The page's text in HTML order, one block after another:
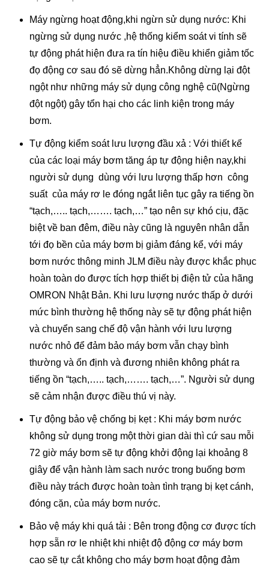
Máy ngừng hoạt động,khi ngừn sử dụng nước: Khi
ngừng sử dụng nước ,hệ thống kiểm soát vi tính sẽ
tự động phát hiện đưa ra tín hiệu điều khiển giảm tốc
đọ động cơ sau đó sẽ dừng hẳn.Không dừng lại đột
ngột như những máy sử dụng công nghệ cũ(Ngừng
đột ngột) gây tổn hại cho các linh kiện trong máy
bơm.
Tự động kiểm soát lưu lượng đầu xả : Với thiết kế
của các loại máy bơm tăng áp tự động hiện nay,khi
người sử dụng dùng với lưu lượng thấp hơn công
suất của máy rơ le đóng ngắt liên tục gây ra tiếng ồn
“tạch,….. tạch,……. tạch,…” tạo nên sự khó cịu, đặc
biệt về ban đêm, điều này cũng là nguyên nhân dẫn
tới đọ bền của máy bơm bị giảm đáng kể, với máy
bơm nước thông minh JLM điều này được khắc phục
hoàn toàn do được tích hợp thiết bị điện tử của hãng
OMRON Nhật Bản. Khi lưu lượng nước thấp ở dưới
mức bình thường hệ thống này sẽ tự động phát hiện
và chuyển sang chế độ vận hành với lưu lượng
nước nhỏ để đảm bảo máy bơm vẫn chạy bình
thường và ổn định và đương nhiên không phát ra
tiếng ồn “tạch,….. tạch,……. tạch,…”. Người sử dụng
sẽ cảm nhận được điều thú vị này.
Tự động bảo vệ chống bị kẹt : Khi máy bơm nước
không sử dụng trong một thời gian dài thì cứ sau mỗi
72 giờ máy bơm sẽ tự động khởi động lại khoảng 8
giây để vận hành làm sach nước trong buống bơm
điều này trách được hoàn toàn tình trạng bị kẹt cánh,
đóng cặn, của máy bơm nước.
Bảo vệ máy khi quá tải : Bên trong động cơ được tích
hợp sẵn rơ le nhiệt khi nhiệt độ động cơ máy bơm
cao sẽ tự cắt không cho máy bơm hoạt động đảm